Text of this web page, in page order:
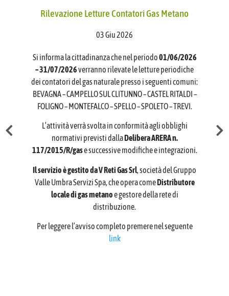
Dirigenti
Personale a tempo determinato
Organo di controllo che svolge funzioni di
Corte dei Conti
Organi di Revisione amministrativa e
contabile
Carta dei servizi e standard di qualita'
Costi contabilizzati
Servizi in rete
Class action
Liste di attesa
Pagamenti
Dati sui pagamenti
Indicatore di tempestività dei pagamenti
Opere pubbliche
Tempi costi e indicatori di realizzazione
delle opere pubbliche
Atti di programmazione delle opere
pubbliche
Informazioni ambientali
Altri contenuti
Prevenzione della Corruzione
Accessibilita’ e Catalogo dei dati, metadati
e banche dati
Accesso civico
Piano di manutenzione mensile
Piano di manutenzione annuale
Rilevazione Letture Contatori Gas Metano
03 Giu 2026
Si informa la cittadinanza che nel periodo01/06/2026
– 31/07/2026verranno rilevate le letture periodiche
dei contatori del gas naturale presso i seguenti comuni:
BEVAGNA – CAMPELLO SUL CLITUNNO – CASTEL RITALDI –
FOLIGNO – MONTEFALCO – SPELLO – SPOLETO – TREVI.
L’attività verrà svolta in conformità agli obblighi
normativi previsti dallaDelibera ARERA n.
117/2015/R/gase successive modifiche e integrazioni.
Il servizio è gestito da V Reti Gas Srl, società del Gruppo
Valle Umbra Servizi Spa, che opera comeDistributore
locale di gas metanoe gestore della rete di
distribuzione.
Per leggere l’avviso completo premere nel seguente
link